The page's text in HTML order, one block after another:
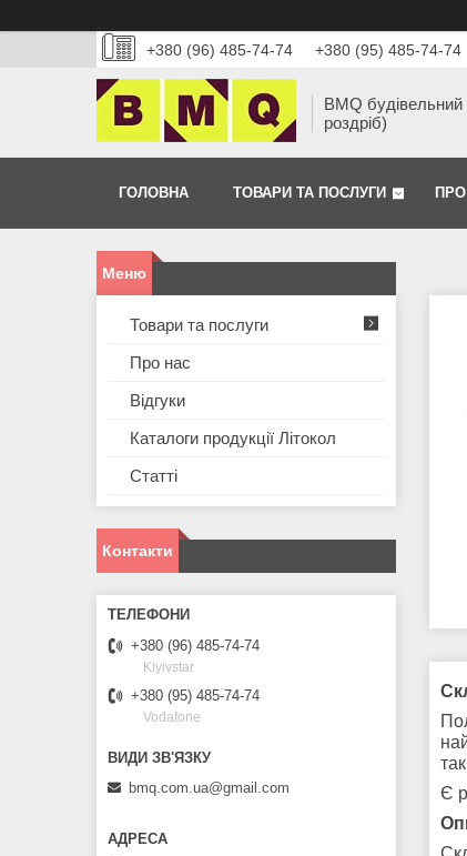
+380 (96) 485-74-74 +380 (95) 485-74-74
BMQ
роздріб)
ГОЛОВНА ТОВАРИ ТА ПОСЛУГИ
Є
Товари та послуги
Про нас
Відгуки
Каталоги продукції Літокол
Статті
Контакти
+380 (96) 485-74-74
Kiyivstar
+380 (95) 485-74-74
Vodafone
bmq.com.ua@gmail.com